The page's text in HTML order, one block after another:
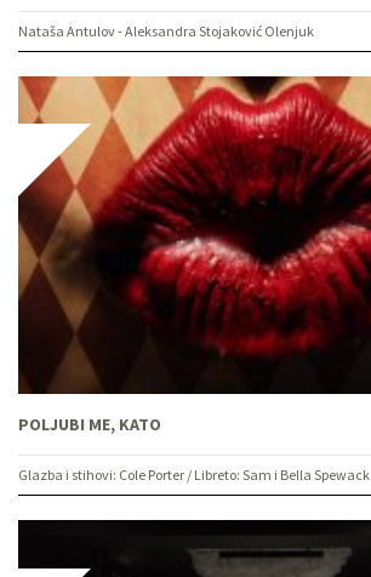
Nataša Antulov - Aleksandra Stojaković Olenjuk
POLJUBI ME, KATO
Glazba i stihovi: Cole Porter / Libreto: Sam i Bella Spewack